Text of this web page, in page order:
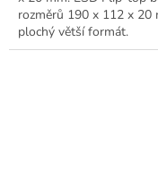
rozměrů 190 x 112 x 20
plochý větší formát.